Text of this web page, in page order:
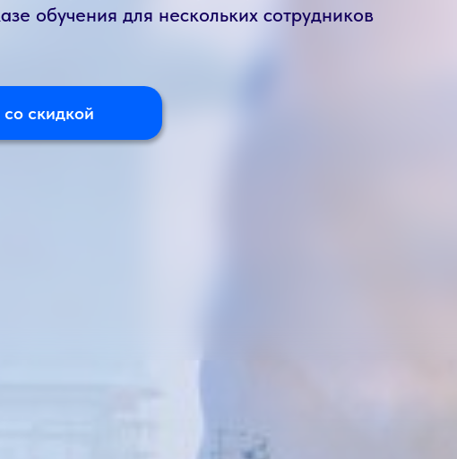
обучения для нескольких сотрудников
скидкой